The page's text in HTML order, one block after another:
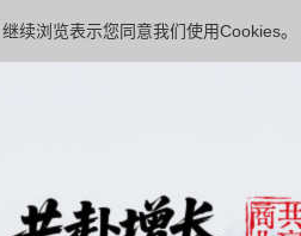
续浏览表示您同意我们使用Cookies。